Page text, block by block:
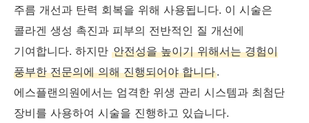
주름 개선과 탄력 회복을 위해 사용됩니다. 이 시술은
콜라겐 생성 촉진과 피부의 전반적인 질 개선에
기여합니다. 하지만 안전성을 높이기 위해서는 경험이
풍부한 전문의에 의해 진행되어야 합니다.
에스플랜의원에서는 엄격한 위생 관리 시스템과 최첨단
장비를 사용하여 시술을 진행하고 있습니다.